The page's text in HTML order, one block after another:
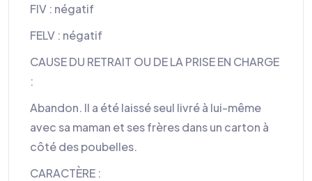
FIV : négatif
FELV : négatif
CAUSE DU RETRAIT OU DE LA PRISE EN CHARGE
:
Abandon. Il a été laissé seul livré à lui-même
avec sa maman et ses frères dans un carton à
côté des poubelles.
CARACTÈRE :